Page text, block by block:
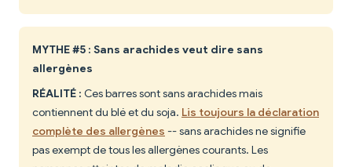
MYTHE #5 : Sans arachides veut dire sans
allergènes
RÉALITÉ : Ces barres sont sans arachides mais
contiennent du blé et du soja. Lis toujours la déclaration
complète des allergènes -- sans arachides ne signifie
pas exempt de tous les allergènes courants. Les